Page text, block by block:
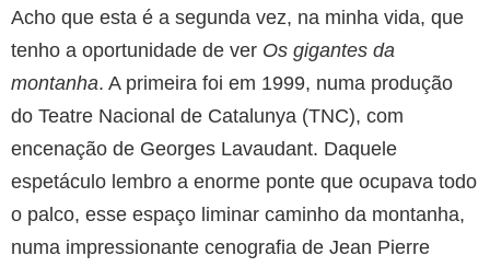
Acho que esta é a segunda vez, na minha vida, que
tenho a oportunidade de ver Os gigantes da
montanha. A primeira foi em 1999, numa produção
do Teatre Nacional de Catalunya (TNC), com
encenação de Georges Lavaudant. Daquele
espetáculo lembro a enorme ponte que ocupava todo
o palco, esse espaço liminar caminho da montanha,
numa impressionante cenografia de Jean Pierre